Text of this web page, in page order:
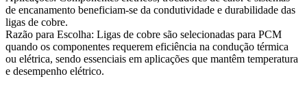
de encanamento beneficiam-se da condutividade e durabilidade das
ligas de cobre.
Razão para Escolha: Ligas de cobre são selecionadas para PCM
quando os componentes requerem eficiência na condução térmica
ou elétrica, sendo essenciais em aplicações que mantêm temperatura
e desempenho elétrico.